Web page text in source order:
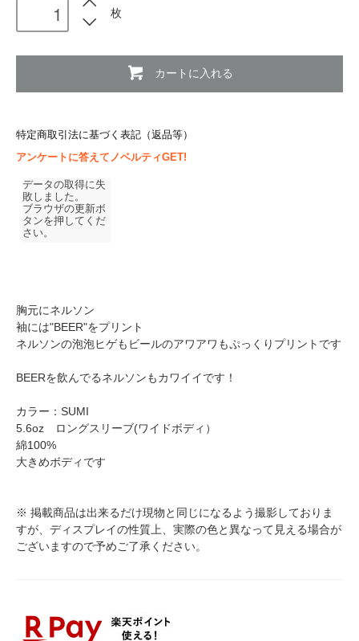
枚
カートに入れる
特定商取引法に基づく表記（返品等）
アンケートに答えてノベルティGET!
胸元にネルソン
袖には"BEER"をプリント
ネルソンの泡泡ヒゲもビールのアワアワもぷっくりプリントです
BEERを飲んでるネルソンもカワイイです！
カラー：SUMI
5.6oz ロングスリーブ(ワイドボディ）
綿100%
大きめボディです
※ 掲載商品は出来るだけ現物と同じになるよう撮影しておりま
すが、ディスプレイの性質上、実際の色と異なって見える場合が
ございますので予めご了承ください。